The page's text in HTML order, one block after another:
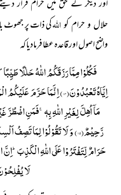
اور دیگر كے حق میں حرام قرار
حلال و حرام کو اللہکی ذات پر جھوٹ
واضح اصول اور قاعدہ عطا فرمادیا کہ
فَكُلُوْا مِمَّا رَزَقَكُمُ اللّٰهُ حَلٰلًا
اِیَّاهُ تَعْبُدُوْنَ(۱۱۴) اِنَّمَا حَرَّمَ عَلَیْكُمُ
مَاۤ اُهِلَّ لِغَیْرِ اللّٰهِ بِهٖۚ-فَمَنِ اضْطُرَّ
رَّحِیْمٌ(۱۱۵) وَ لَا تَقُوْلُوْا لِمَا تَصِفُ
حَرَامٌ لِّتَفْتَرُوْا عَلَى اللّٰهِ الْكَذِبَؕ-
لَا